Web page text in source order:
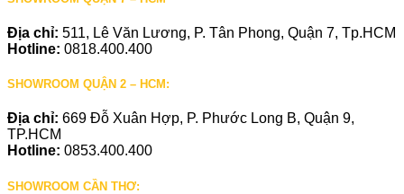
Địa chỉ: 511, Lê Văn Lương, P. Tân Phong, Quận 7, Tp.HCM
Hotline: 0818.400.400
SHOWROOM QUẬN 2 – HCM:
Địa chỉ: 669 Đỗ Xuân Hợp, P. Phước Long B, Quận 9,
TP.HCM
Hotline: 0853.400.400
SHOWROOM CẦN THƠ: